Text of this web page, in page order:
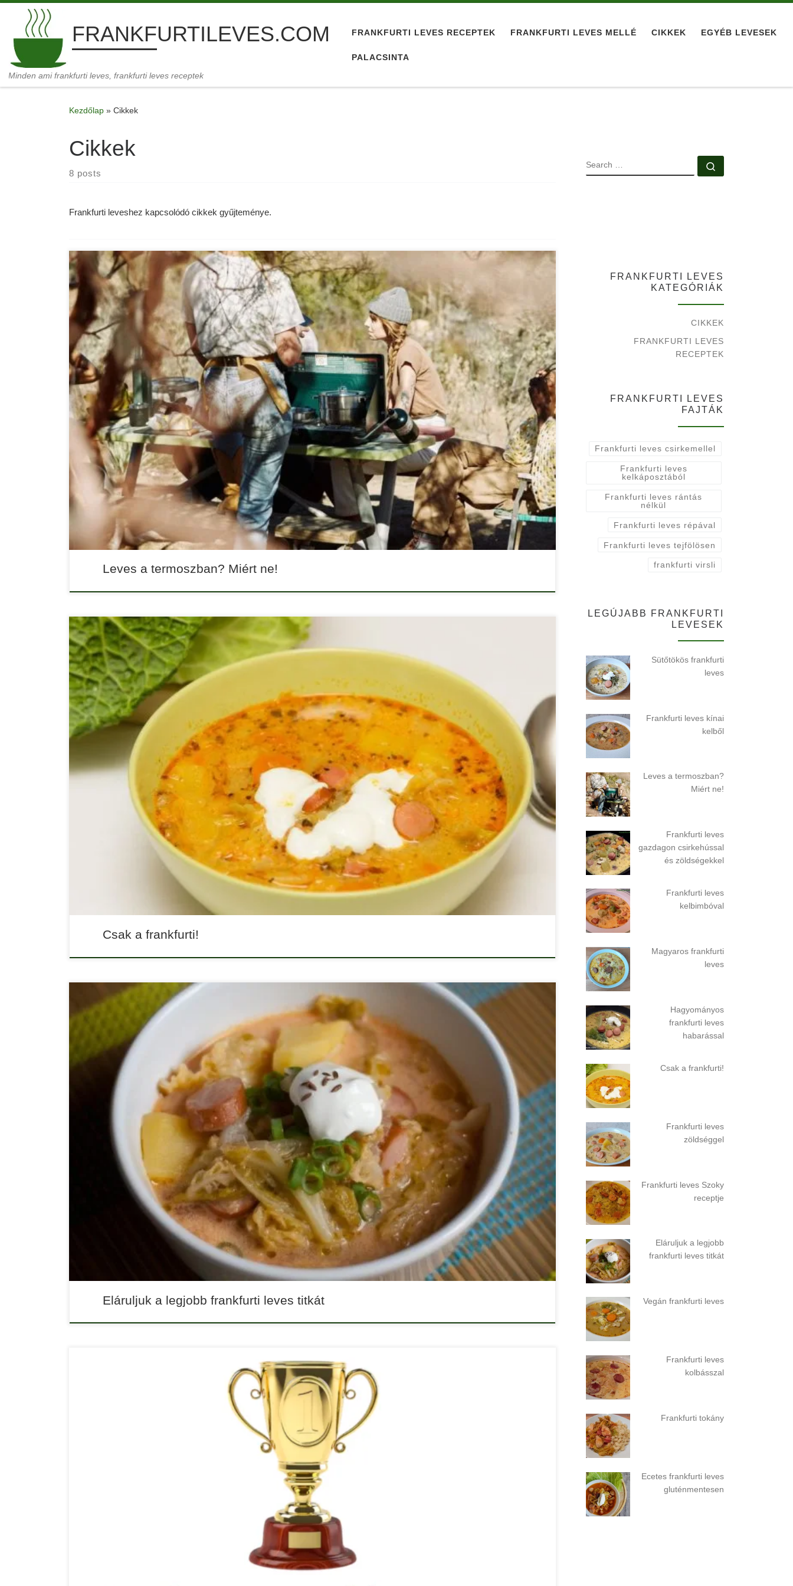
Skip to content
FRANKFURTILEVES.COM
Minden ami frankfurti leves, frankfurti leves receptek
FRANKFURTI LEVES RECEPTEK FRANKFURTI LEVES MELLÉ CIKKEK EGYÉB LEVESEK
PALACSINTA
Kezdőlap » Cikkek
Cikkek
8 posts
Frankfurti leveshez kapcsolódó cikkek gyűjteménye.
Amikor a termoszról beszélünk, legtöbbször az olyan forró italok, mint a tea vagy kávé tárolására gondolunk. A termosz
olyan hőszigetelt edény, amely hosszú ideig képes megtartani az italok hőmérsékletét, legyen szó hideg vagy meleg
italokról. De vajon létezik-e hasonló megoldás levesek és egyéb ételek számára? A válasz: igen! Létezik kifejezetten […]
Leves a termoszban? Miért ne!
Egy jó fazék fontos szerepet játszik a frankfurti leves elkészítésében, hiszen megfelelő méretű és anyagú edény nélkül
nehéz elképzelni egy ilyen ízletes fogás megalkotását. Mire van szükséged a frankfurti leves elkészítéséhez? A frankfurti
leves elkészítése egyszerű, de néhány alapvető eszközre mindenképpen szükség van. Az első és legfontosabb a megfelelő
Csak a frankfurti!
Nagyanyáink számára az egészséges étkezés alapvető része volt a leves, amely nemcsak tápláló, de betegség esetén is
csodákra képes. Ez magyarázza azt is, hogy hazánkban a mai napig a mindennapi étkezés alapvető részét képezik a
különböző levesek, amely akár egy teljes értékű étkezést is kitesz. Különösen akkor, ha az tele […]
Eláruljuk a legjobb frankfurti leves titkát
A Google minden év decemberben kiadja, hogy mik voltak az adott év legkeresettebb szavai, melyik tévé műsorra,
mozifilmre vagy receptre kerestek a legtöbbet az elmúlt év során. 2018-ban a "frankfurti leves recept" lett a legkeresettebb
recept. 2017-ben még csak a második volt a csirkemell recept után, de 2018-ban a frankfurti leves lett […]
SEARCH
FRANKFURTI LEVES
KATEGÓRIÁK
CIKKEK
FRANKFURTI LEVES
RECEPTEK
FRANKFURTI LEVES
FAJTÁK
Frankfurti leves csirkemellel
Frankfurti leves
kelkáposztából
Frankfurti leves rántás
nélkül
Frankfurti leves répával
Frankfurti leves tejfölösen
frankfurti virsli
LEGÚJABB FRANKFURTI
LEVESEK
Sütőtökös frankfurti
leves
Frankfurti leves kínai
kelből
Leves a termoszban?
Miért ne!
Frankfurti leves
gazdagon csirkehússal
és zöldségekkel
Frankfurti leves
kelbimbóval
Magyaros frankfurti
leves
Hagyományos
frankfurti leves
habarással
Csak a frankfurti!
Frankfurti leves
zöldséggel
Frankfurti leves Szoky
receptje
Eláruljuk a legjobb
frankfurti leves titkát
Vegán frankfurti leves
Frankfurti leves
kolbásszal
Frankfurti tokány
Ecetes frankfurti leves
gluténmentesen